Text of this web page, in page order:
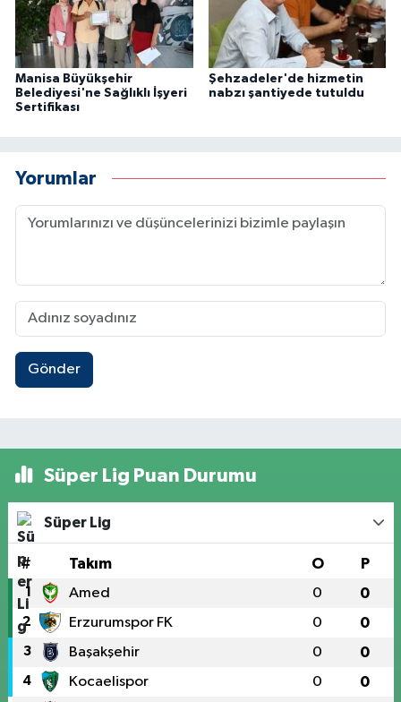
Manisa Büyükşehir
Belediyesi'ne Sağlıklı İşyeri
Sertifikası
Şehzadeler'de hizmetin
nabzı şantiyede tutuldu
Yorumlar
Gönder
Süper Lig Puan Durumu
Süper Lig
# Takım O P
1 Amed 0 0
2 Erzurumspor FK 0 0
3 Başakşehir 0 0
4 Kocaelispor 0 0